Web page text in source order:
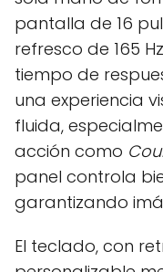
pantalla de 16
refresco de 165
tiempo de
una experiencia
fluida,
acción como
panel controla
garantizando
El teclado, con